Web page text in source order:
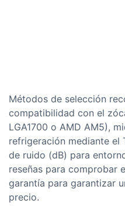
Métodos de selección
compatibilidad con el
LGA1700 o AMD AM5),
refrigeración mediante el
de ruido (dB) para
reseñas para comprobar
garantía para garantizar
precio.